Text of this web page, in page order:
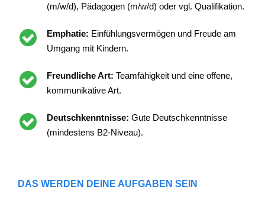
(m/w/d), Pädagogen (m/w/d) oder vgl. Qualifikation.
Emphatie: Einfühlungsvermögen und Freude am
Umgang mit Kindern.
Freundliche Art: Teamfähigkeit und eine offene,
kommunikative Art.
Deutschkenntnisse: Gute Deutschkenntnisse
(mindestens B2-Niveau).
DAS WERDEN DEINE AUFGABEN SEIN